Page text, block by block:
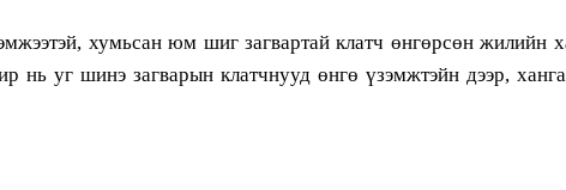
хумьсан юм шиг загвартай клатч өнгөрсөн жилийн
нь уг шинэ загварын клатчнууд өнгө үзэмжтэйн дээр,